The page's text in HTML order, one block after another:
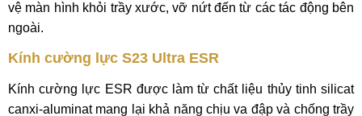
vệ màn hình khỏi trầy xước, vỡ nứt đến từ các tác động bên
ngoài.
Kính cường lực S23 Ultra ESR
Kính cường lực ESR được làm từ chất liệu thủy tinh silicat
canxi-aluminat mang lại khả năng chịu va đập và chống trầy